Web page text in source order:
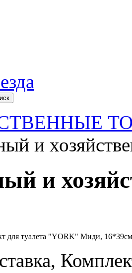
и
и
для туалета "YORK" Миди, 16*39см